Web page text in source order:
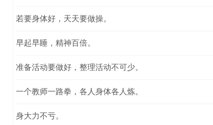
若要身体好，天天要做操。
早起早睡，精神百倍。
准备活动要做好，整理活动不可少。
一个教师一路拳，各人身体各人炼。
身大力不亏。